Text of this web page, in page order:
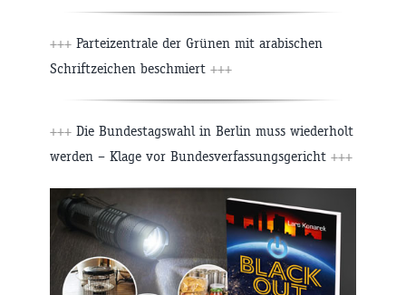
+++ Parteizentrale der Grünen mit arabischen
Schriftzeichen beschmiert +++
+++ Die Bundestagswahl in Berlin muss wiederholt
werden – Klage vor Bundesverfassungsgericht +++